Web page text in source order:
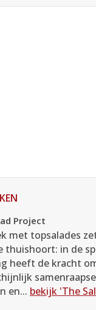
Project
met topsalades
thuishoort: in de
heeft de kracht
en... bekijk 'The